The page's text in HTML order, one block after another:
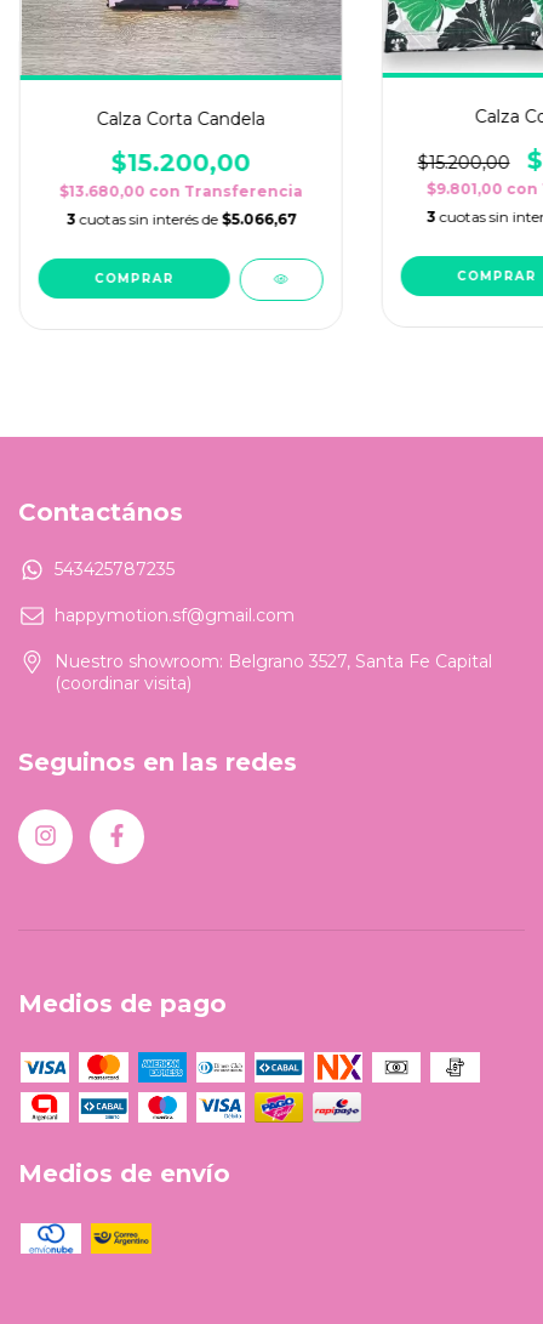
Calza Corta Candela
$15.200,00
$13.680,00 con Transferencia
3 cuotas sin interés de $5.066,67
COMPRAR
Calza
$15.200,00
$9.801,00 con
3 cuotas sin
COMPRAR
Contactános
543425787235
happymotion.sf@gmail.com
Nuestro showroom: Belgrano 3527, Santa Fe Capital
(coordinar visita)
Seguinos en las redes
Medios de pago
Medios de envío